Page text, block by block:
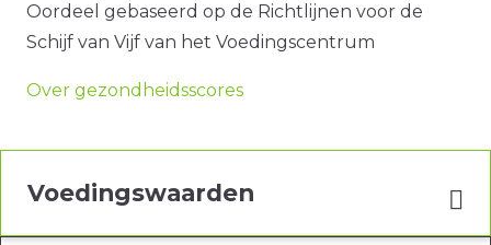
Oordeel gebaseerd op de Richtlijnen voor de
Schijf van Vijf van het Voedingscentrum
Over gezondheidsscores
Voedingswaarden